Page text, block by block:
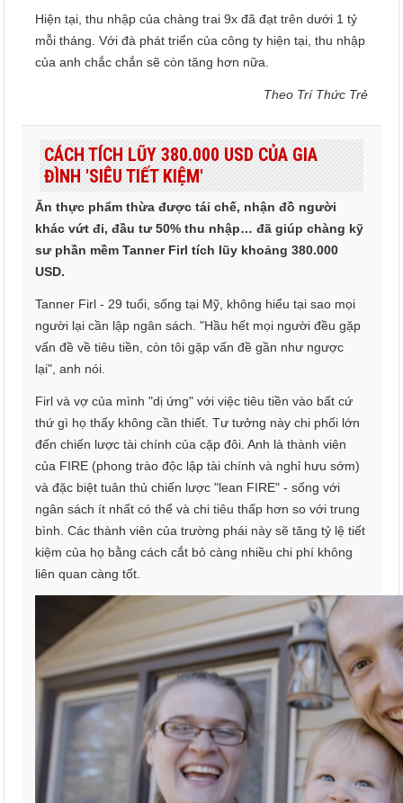
Hiện tại, thu nhập của chàng trai 9x đã đạt trên dưới 1 tỷ
mỗi tháng. Với đà phát triển của công ty hiện tại, thu nhập
của anh chắc chắn sẽ còn tăng hơn nữa.
Theo Trí Thức Trẻ
CÁCH TÍCH LŨY 380.000 USD CỦA GIA
ĐÌNH 'SIÊU TIẾT KIỆM'
Ăn thực phẩm thừa được tái chế, nhận đồ người
khác vứt đi, đầu tư 50% thu nhập… đã giúp chàng kỹ
sư phần mềm Tanner Firl tích lũy khoảng 380.000
USD.
Tanner Firl - 29 tuổi, sống tại Mỹ, không hiểu tại sao mọi
người lại cần lập ngân sách. "Hầu hết mọi người đều gặp
vấn đề về tiêu tiền, còn tôi gặp vấn đề gần như ngược
lại", anh nói.
Firl và vợ của mình "dị ứng" với việc tiêu tiền vào bất cứ
thứ gì họ thấy không cần thiết. Tư tưởng này chi phối lớn
đến chiến lược tài chính của cặp đôi. Anh là thành viên
của FIRE (phong trào độc lập tài chính và nghỉ hưu sớm)
và đặc biệt tuân thủ chiến lược "lean FIRE" - sống với
ngân sách ít nhất có thể và chi tiêu thấp hơn so với trung
bình. Các thành viên của trường phái này sẽ tăng tỷ lệ tiết
kiệm của họ bằng cách cắt bỏ càng nhiều chi phí không
liên quan càng tốt.